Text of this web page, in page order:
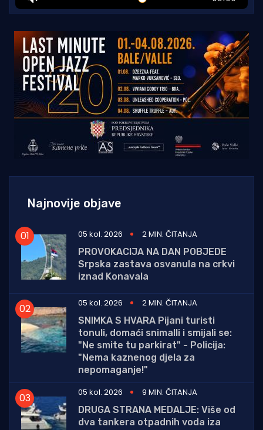
Najnovije objave
05 kol. 2026
2 MIN. ČITANJA
PROVOKACIJA NA DAN POBJEDE
Srpska zastava osvanula na crkvi
iznad Konavala
05 kol. 2026
2 MIN. ČITANJA
SNIMKA S HVARA Pijani turisti
tonuli, domaći snimalli i smijali se:
"Ne smite tu parkirat" - Policija:
"Nema kaznenog djela za
nepomaganje!"
05 kol. 2026
9 MIN. ČITANJA
DRUGA STRANA MEDALJE: Više od
dva tankera otpadnih voda iza